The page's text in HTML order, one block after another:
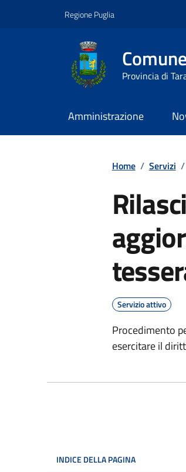
Regione Puglia
Provincia di
Amministrazione
Home / Servizi /
Servizio attivo
Procedimento
esercitare il
INDICE DELLA PAGINA